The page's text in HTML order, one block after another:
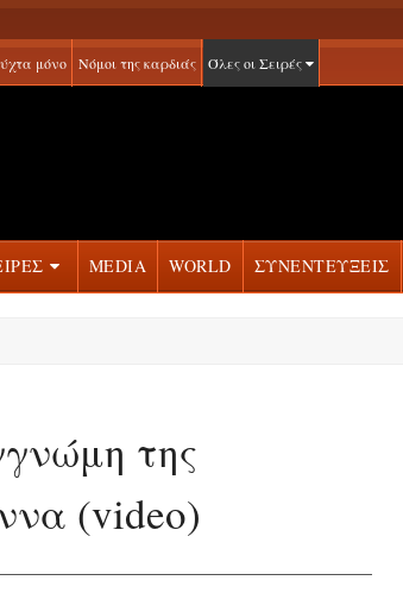
μόνο Νόμοι της καρδιάς Όλες οι Σειρές
MEDIA WORLD ΣΥΝΕΝΤΕΥΞΕΙΣ
της
(video)